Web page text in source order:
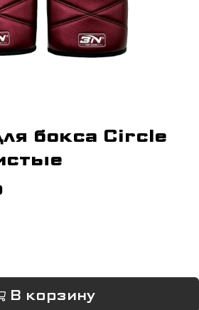
бокса Circle
В корзину